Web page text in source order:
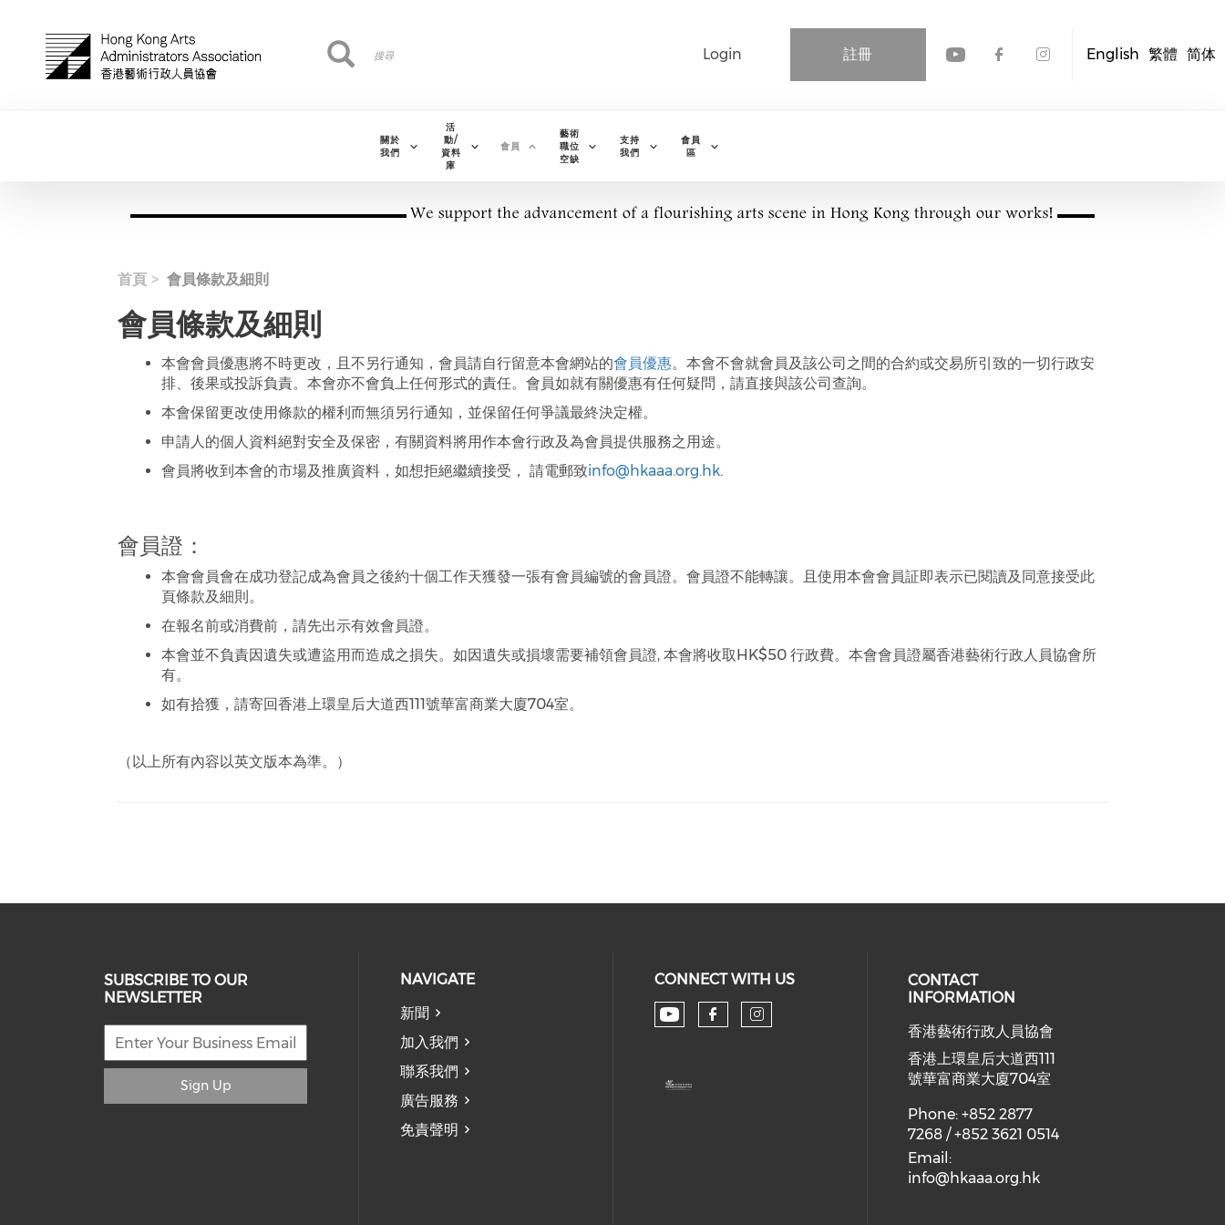
English 繁體 简体
註冊
Login
尋
搜尋
關於
我們
活
動/
資料
庫
會員
藝術
職位
空缺
支持
我們
會員
區
首頁 會員條款及細則
會員條款及細則
本會會員優惠將不時更改，且不另行通知，會員請自行留意本會網站的會員優惠。本會不會就會員及該公司之間的合約或交易所引致的一切行政安
排、後果或投訴負責。本會亦不會負上任何形式的責任。會員如就有關優惠有任何疑問，請直接與該公司查詢。
本會保留更改使用條款的權利而無須另行通知，並保留任何爭議最終決定權。
申請人的個人資料絕對安全及保密，有關資料將用作本會行政及為會員提供服務之用途。
會員將收到本會的市場及推廣資料，如想拒絕繼續接受， 請電郵致info@hkaaa.org.hk.
會員證：
本會會員會在成功登記成為會員之後約十個工作天獲發一張有會員編號的會員證。會員證不能轉讓。且使用本會會員証即表示已閱讀及同意接受此
頁條款及細則。
在報名前或消費前，請先出示有效會員證。
本會並不負責因遺失或遭盜用而造成之損失。如因遺失或損壞需要補領會員證, 本會將收取HK$50 行政費。本會會員證屬香港藝術行政人員協會所
有。
如有拾獲，請寄回香港上環皇后大道西111號華富商業大廈704室。
（以上所有內容以英文版本為準。）
SUBSCRIBE TO OUR
NEWSLETTER
Sign Up
NAVIGATE
新聞
加入我們
聯系我們
廣告服務
免責聲明
CONNECT WITH US
Check our social media on youtube (opens in a
Check our social media on facebook
Check our social media on instagram
CONTACT
INFORMATION
香港藝術行政人員協會
香港上環皇后大道西111
號華富商業大廈704室
Phone: +852 2877
7268 / +852 3621 0514
Email:
info@hkaaa.org.hk